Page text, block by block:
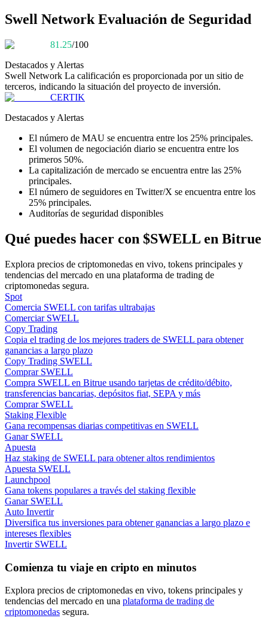
Información
Análisis de big data que incluye información comercial, etc.
Guía
Guía de inicio de futuros
Estrategias comerciales
Aprenda cómo mantenerse rentable
Earn
Gana recompensas competitivas diariamente
Swell Network Evaluación de Seguridad
81.25/100
Destacados y Alertas
Swell Network La calificación es proporcionada por un sitio de
terceros, indicando la situación del proyecto de inversión.
CERTIK
Destacados y Alertas
El número de MAU se encuentra entre los 25% principales.
El volumen de negociación diario se encuentra entre los
primeros 50%.
La capitalización de mercado se encuentra entre las 25%
principales.
El número de seguidores en Twitter/X se encuentra entre los
25% principales.
Auditorías de seguridad disponibles
Qué puedes hacer con $SWELL en Bitrue
Explora precios de criptomonedas en vivo, tokens principales y
tendencias del mercado en una plataforma de trading de
criptomonedas segura.
Spot
Comercia SWELL con tarifas ultrabajas
Comerciar SWELL
Copy Trading
Copia el trading de los mejores traders de SWELL para obtener
ganancias a largo plazo
Copy Trading SWELL
Comprar SWELL
Compra SWELL en Bitrue usando tarjetas de crédito/débito,
transferencias bancarias, depósitos fiat, SEPA y más
Comprar SWELL
Staking Flexible
Gana recompensas diarias competitivas en SWELL
Ganar SWELL
Apuesta
Haz staking de SWELL para obtener altos rendimientos
Apuesta SWELL
Launchpool
Gana tokens populares a través del staking flexible
Ganar SWELL
Auto Invertir
Diversifica tus inversiones para obtener ganancias a largo plazo e
intereses flexibles
Invertir SWELL
Comienza tu viaje en cripto en minutos
Explora precios de criptomonedas en vivo, tokens principales y
tendencias del mercado en una plataforma de trading de
criptomonedas segura.